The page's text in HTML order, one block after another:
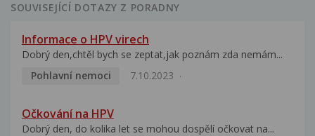
SOUVISEJÍCÍ DOTAZY Z PORADNY
Informace o HPV virech
Dobrý den,chtěl bych se zeptat,jak poznám zda nemám...
Pohlavní nemoci
7.10.2023
Očkování na HPV
Dobrý den, do kolika let se mohou dospělí očkovat na...